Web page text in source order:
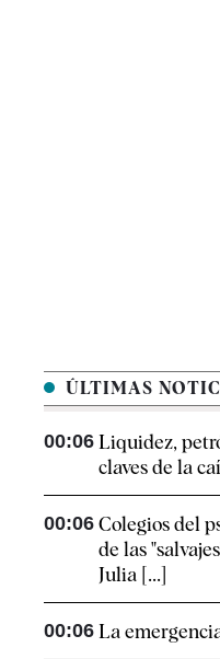
ÚLTIMAS
00:06 Liquidez,
claves de la
00:06 Colegios del
de las
Julia [...]
00:06 La